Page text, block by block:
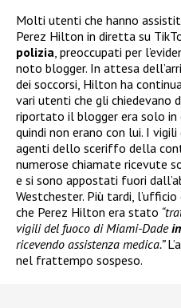
Molti utenti che hanno
Perez Hilton in diretta su
polizia , preoccupati per
noto blogger. In attesa
dei soccorsi, Hilton ha
vari utenti che gli chiedevano
riportato il blogger era solo in
quindi non erano con lui. I
agenti dello sceriffo della
numerose chiamate ricevute
e si sono appostati fuori
Westchester. Più tardi,
che Perez Hilton era stato
vigili del fuoco di Miami-Dade
ricevendo assistenza medica.”
nel frattempo sospeso.